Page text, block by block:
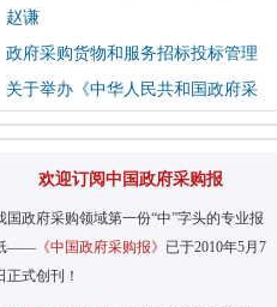
赵谦
政府采购货物和服务招标投标管理
关于举办《中华人民共和国政府采
欢迎订阅中国政府采购报
国政府采购领域第一份“中”字头的专业报
—— 《中国政府采购报》 已于2010年5月7
正式创刊！